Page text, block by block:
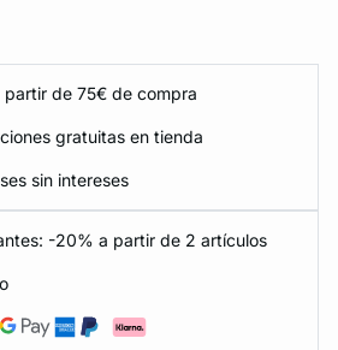
de 75€ de compra
gratuitas en tienda
sin intereses
-20% a partir de 2 artículos